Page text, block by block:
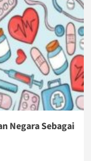
Negara Sebagai